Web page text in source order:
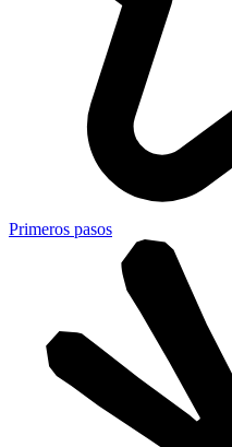
Primeros pasos